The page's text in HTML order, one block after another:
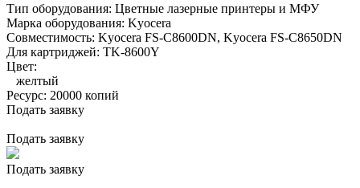
Тип оборудования: Цветные лазерные принтеры и МФУ
Марка оборудования: Kyocera
Совместимость: Kyocera FS-C8600DN, Kyocera FS-C8650DN
Для картриджей: TK-8600Y
Цвет:
желтый
Ресурс: 20000 копий
Подать заявку
Подать заявку
Подать заявку